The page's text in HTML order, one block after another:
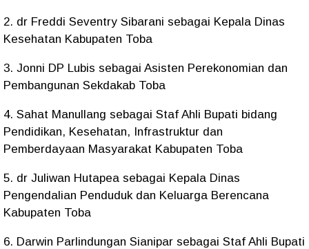
2. dr Freddi Seventry Sibarani sebagai Kepala Dinas
Kesehatan Kabupaten Toba
3. Jonni DP Lubis sebagai Asisten Perekonomian dan
Pembangunan Sekdakab Toba
4. Sahat Manullang sebagai Staf Ahli Bupati bidang
Pendidikan, Kesehatan, Infrastruktur dan
Pemberdayaan Masyarakat Kabupaten Toba
5. dr Juliwan Hutapea sebagai Kepala Dinas
Pengendalian Penduduk dan Keluarga Berencana
Kabupaten Toba
6. Darwin Parlindungan Sianipar sebagai Staf Ahli Bupati